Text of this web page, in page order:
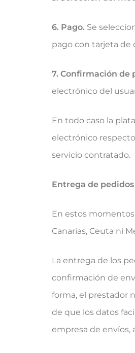
6. Pago. Se
pago con tarjeta de
7. Confirmación de
electrónico del
En todo caso la
electrónico
servicio contratado.
Entrega de pedidos
En estos momentos
Canarias, Ceuta ni
La entrega de los
confirmación de
forma, el prestador
de que los datos
empresa de envíos,